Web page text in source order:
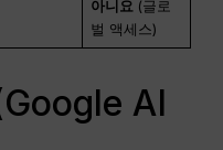
아니요 (글로
벌 액세스)
AI